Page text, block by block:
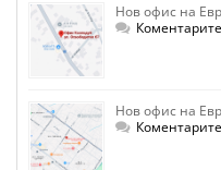
Нов офис на
Нов офис на